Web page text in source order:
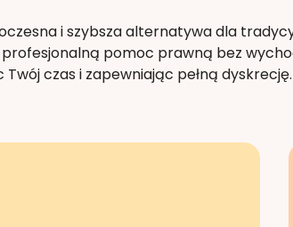
i szybsza alternatywa dla
pomoc prawną bez
Twój czas i zapewniając pełną dyskrecję.